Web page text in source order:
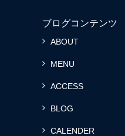
ブログコンテンツ
ABOUT
MENU
ACCESS
BLOG
CALENDER